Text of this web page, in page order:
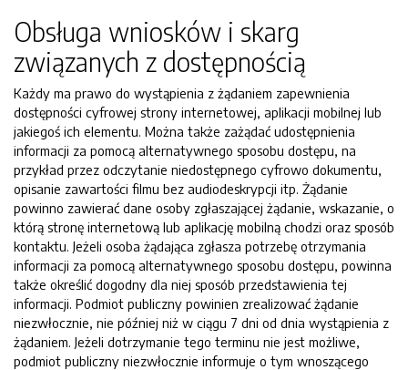
Obsługa wniosków i skarg
związanych z dostępnością
Każdy ma prawo do wystąpienia z żądaniem zapewnienia
dostępności cyfrowej strony internetowej, aplikacji mobilnej lub
jakiegoś ich elementu. Można także zażądać udostępnienia
informacji za pomocą alternatywnego sposobu dostępu, na
przykład przez odczytanie niedostępnego cyfrowo dokumentu,
opisanie zawartości filmu bez audiodeskrypcji itp. Żądanie
powinno zawierać dane osoby zgłaszającej żądanie, wskazanie, o
którą stronę internetową lub aplikację mobilną chodzi oraz sposób
kontaktu. Jeżeli osoba żądająca zgłasza potrzebę otrzymania
informacji za pomocą alternatywnego sposobu dostępu, powinna
także określić dogodny dla niej sposób przedstawienia tej
informacji. Podmiot publiczny powinien zrealizować żądanie
niezwłocznie, nie później niż w ciągu 7 dni od dnia wystąpienia z
żądaniem. Jeżeli dotrzymanie tego terminu nie jest możliwe,
podmiot publiczny niezwłocznie informuje o tym wnoszącego